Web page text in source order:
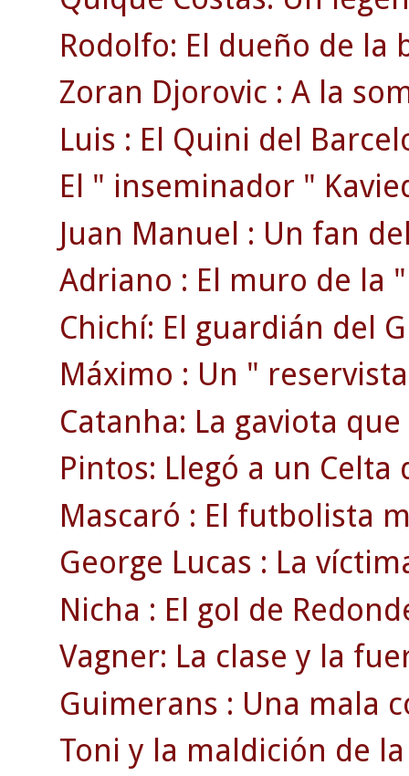
Rodolfo: El dueño de la
Zoran Djorovic : A la
Luis : El Quini del
El " inseminador "
Juan Manuel : Un fan
Adriano : El muro de la
Chichí: El guardián del
Máximo : Un "
Catanha: La gaviota
Pintos: Llegó a un
Mascaró : El futbolista
George Lucas : La
Nicha : El gol de
Vagner: La clase y la
Guimerans : Una mala
Toni y la maldición de